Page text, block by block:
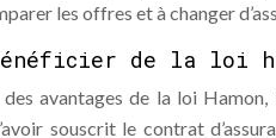
les offres et à changer
de la loi
avantages de la loi
souscrit le contrat